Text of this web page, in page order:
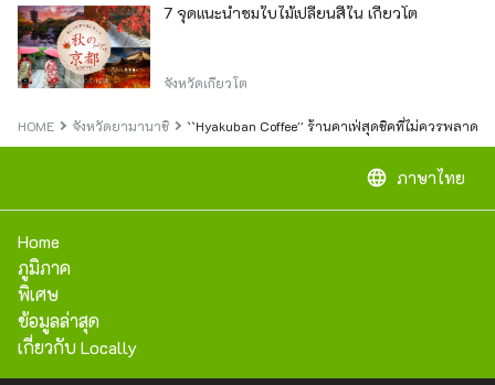
7 จุดแนะนำชมใบไม้เปลี่ยนสีใน เกียวโต
จังหวัดเกียวโต
HOME จังหวัดยามานาชิ ``Hyakuban Coffee'' ร้านคาเฟ่สุดชิคที่ไม่ควรพลาด
language ภาษาไทย
Home
ภูมิภาค
พิเศษ
ข้อมูลล่าสุด
เกี่ยวกับ Locally